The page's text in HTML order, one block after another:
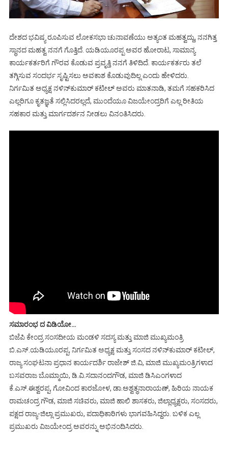
ದೇಶದ ಭವಿಷ್ಯ ರೂಪಿಸುವ ಲೋಕಸಭಾ ಚುನಾವಣೆಯು ಅತ್ಯಂತ ಮಹತ್ವದ್ದು, ನನಗಿತ್ತ
ಸ್ಥಾನದ ಮಹತ್ವ ನನಗೆ ಗೊತ್ತಿದೆ. ಯಡಿಯೂರಪ್ಪ ಅವರ ಹೋರಾಟ, ಸಾಮಾನ್ಯ
ಕಾರ್ಯಕರ್ತರಿಗೆ ಗೌರವ ಕೊಡುವ ಪ್ರವೃತ್ತಿ ನನಗೆ ತಿಳಿದಿದೆ. ಕಾರ್ಯಕರ್ತರು ತಲೆ
ತಗ್ಗಿಸುವ ಸಂದರ್ಭ ಸೃಷ್ಟಿಸಲು ಅವಕಾಶ ಕೊಡುವುದಿಲ್ಲ ಎಂದು ಹೇಳಿದರು.
ನಿರ್ಗಮಿತ ಅಧ್ಯಕ್ಷ ನಳಿನ್‍ಕುಮಾರ್ ಕಟೀಲ್ ಅವರು ಮಾತನಾಡಿ, ತಮಗೆ ಸಹಕರಿಸಿದ
ಎಲ್ಲರಿಗೂ ಕೃತಜ್ಞತೆ ಸಲ್ಲಿಸಿದರಲ್ಲದೆ, ಮುಂದೆಯೂ ವಿಜಯೇಂದ್ರರಿಗೆ ಎಲ್ಲ ರೀತಿಯ
ಸಹಕಾರ ಮತ್ತು ಮಾರ್ಗದರ್ಶನ ನೀಡಲು ವಿನಂತಿಸಿದರು.
ಸಮಾರಂಭ ದ ವಿಡಿಯೋ…
ಬಿಜೆಪಿ ಕೇಂದ್ರ ಸಂಸದೀಯ ಮಂಡಳಿ ಸದಸ್ಯ ಮತ್ತು ಮಾಜಿ ಮುಖ್ಯಮಂತ್ರಿ
ಬಿ.ಎಸ್.ಯಡಿಯೂರಪ್ಪ, ನಿರ್ಗಮಿತ ಅಧ್ಯಕ್ಷ ಮತ್ತು ಸಂಸದ ನಳಿನ್‍ಕುಮಾರ್ ಕಟೀಲ್,
ರಾಜ್ಯ ಸಂಘಟನಾ ಪ್ರಧಾನ ಕಾರ್ಯದರ್ಶಿ ರಾಜೇಶ್ ಜಿ.ವಿ, ಮಾಜಿ ಮುಖ್ಯಮಂತ್ರಿಗಳಾದ
ಬಸವರಾಜ ಬೊಮ್ಮಾಯಿ, ಡಿ.ವಿ.ಸದಾನಂದಗೌಡ, ಮಾಜಿ ಡಿಸಿಎಂಗಳಾದ
ಕೆ.ಎಸ್.ಈಶ್ವರಪ್ಪ, ಗೋವಿಂದ ಕಾರಜೋಳ, ಡಾ.ಅಶ್ವತ್ಥನಾರಾಯಣ್, ಹಿರಿಯ ನಾಯಕ
ರಾಮಚಂದ್ರ ಗೌಡ, ಮಾಜಿ ಸಚಿವರು, ಮಾಜಿ ಹಾಲಿ ಶಾಸಕರು, ಜಿಲ್ಲಾಧ್ಯಕ್ಷರು, ಸಂಸದರು,
ಪಕ್ಷದ ರಾಜ್ಯ-ಜಿಲ್ಲಾ ಪ್ರಮುಖರು, ಪದಾಧಿಕಾರಿಗಳು ಭಾಗವಹಿಸಿದ್ದರು. ಬಳಿಕ ಎಲ್ಲ
ಪ್ರಮುಖರು ವಿಜಯೇಂದ್ರ ಅವರನ್ನು ಅಭಿನಂದಿಸಿದರು.